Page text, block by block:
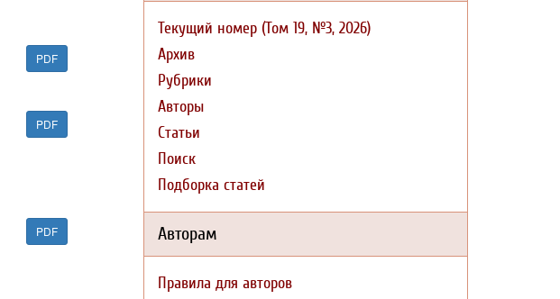
PDF
PDF
PDF
Текущий номер (Том 19, №3, 2026)
Архив
Рубрики
Авторы
Статьи
Поиск
Подборка статей
Авторам
Правила для авторов